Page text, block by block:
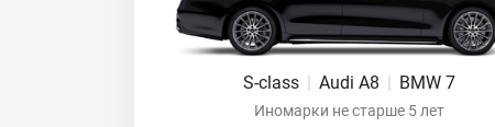
S-class | Audi A8 | BMW 7
Иномарки не старше 5 лет